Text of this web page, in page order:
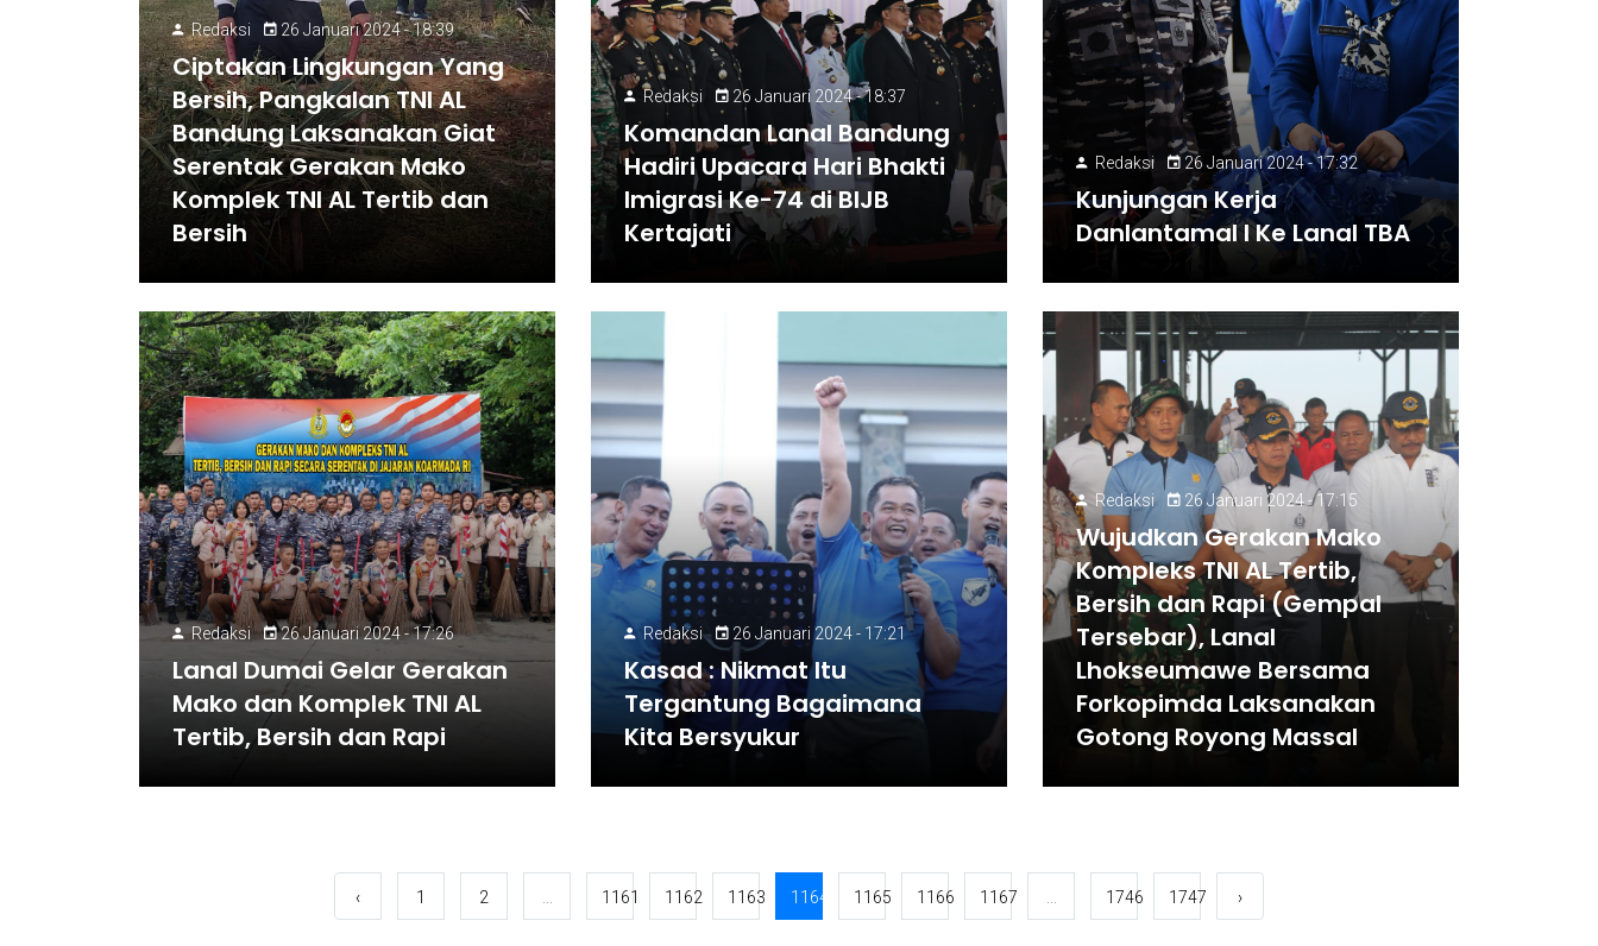
Redaksi 26 Januari 2024 - 18:39
Ciptakan Lingkungan Yang
Bersih, Pangkalan TNI AL
Bandung Laksanakan Giat
Serentak Gerakan Mako
Komplek TNI AL Tertib dan
Bersih
Redaksi 26 Januari 2024 - 18:37
Komandan Lanal Bandung
Hadiri Upacara Hari Bhakti
Imigrasi Ke-74 di BIJB
Kertajati
Redaksi 26 Januari 2024 - 17:32
Kunjungan Kerja
Danlantamal I Ke Lanal TBA
Redaksi 26 Januari 2024 - 17:26
Lanal Dumai Gelar Gerakan
Mako dan Komplek TNI AL
Tertib, Bersih dan Rapi
Redaksi 26 Januari 2024 - 17:21
Kasad : Nikmat Itu
Tergantung Bagaimana
Kita Bersyukur
Redaksi 26 Januari 2024 - 17:15
Wujudkan Gerakan Mako
Kompleks TNI AL Tertib,
Bersih dan Rapi (Gempal
Tersebar), Lanal
Lhokseumawe Bersama
Forkopimda Laksanakan
Gotong Royong Massal
‹ 1 2 1161 1162 1163 1164 1165 1166 1167 1746 1747 ›